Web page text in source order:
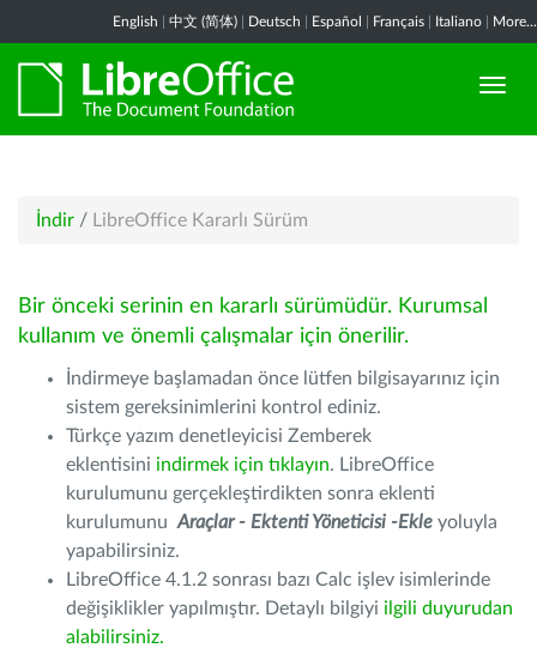
English 中文 (简体) Deutsch Español Français Italiano More...
İndir / LibreOffice Kararlı Sürüm
Bir önceki serinin en kararlı sürümüdür. Kurumsal
kullanım ve önemli çalışmalar için önerilir.
İndirmeye başlamadan önce lütfen bilgisayarınız için
sistem gereksinimlerini kontrol ediniz.
Türkçe yazım denetleyicisi Zemberek
eklentisini indirmek için tıklayın. LibreOffice
kurulumunu gerçekleştirdikten sonra eklenti
kurulumunu Araçlar - Ektenti Yöneticisi -Ekle yoluyla
yapabilirsiniz.
LibreOffice 4.1.2 sonrası bazı Calc işlev isimlerinde
değişiklikler yapılmıştır. Detaylı bilgiyi ilgili duyurudan
alabilirsiniz.